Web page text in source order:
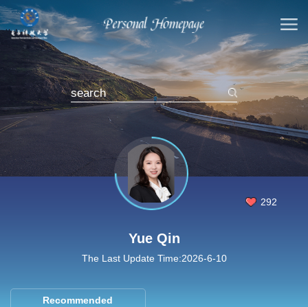
292
Yue Qin
The Last Update Time:2026-6-10
Recommended